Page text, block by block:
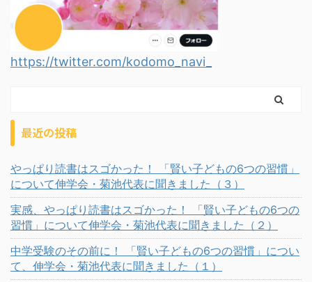
https://twitter.com/kodomo_navi_
最近の投稿
やっぱり読書はスゴかった！ 「賢い子どもの6つの習慣」
について伸学会・菊池代表に聞きました（３）
実感、やっぱり読書はスゴかった！ 「賢い子どもの6つの
習慣」について伸学会・菊池代表に聞きました（２）
中学受験のその前に！ 「賢い子どもの6つの習慣」につい
て、伸学会・菊池代表に聞きました（１）